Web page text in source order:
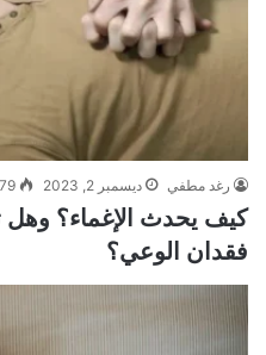
رغد مطفي ديسمبر 2, 2023
كيف يحدث الإغماء؟
فقدان الوعي؟